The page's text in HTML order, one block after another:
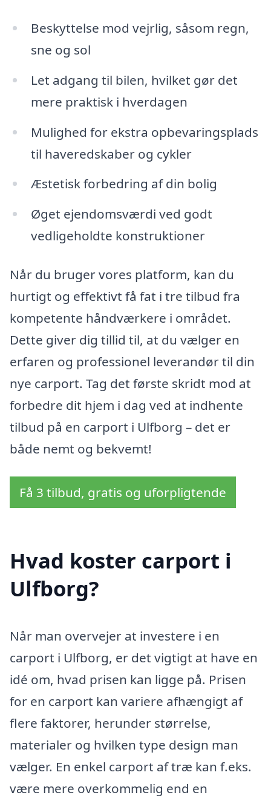
Beskyttelse mod vejrlig, såsom regn,
sne og sol
Let adgang til bilen, hvilket gør det
mere praktisk i hverdagen
Mulighed for ekstra opbevaringsplads
til haveredskaber og cykler
Æstetisk forbedring af din bolig
Øget ejendomsværdi ved godt
vedligeholdte konstruktioner
Når du bruger vores platform, kan du
hurtigt og effektivt få fat i tre tilbud fra
kompetente håndværkere i området.
Dette giver dig tillid til, at du vælger en
erfaren og professionel leverandør til din
nye carport. Tag det første skridt mod at
forbedre dit hjem i dag ved at indhente
tilbud på en carport i Ulfborg – det er
både nemt og bekvemt!
Få 3 tilbud, gratis og uforpligtende
Hvad koster carport i
Ulfborg?
Når man overvejer at investere i en
carport i Ulfborg, er det vigtigt at have en
idé om, hvad prisen kan ligge på. Prisen
for en carport kan variere afhængigt af
flere faktorer, herunder størrelse,
materialer og hvilken type design man
vælger. En enkel carport af træ kan f.eks.
være mere overkommelig end en